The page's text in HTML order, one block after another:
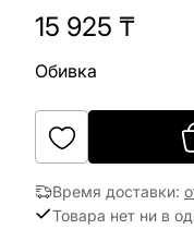
15 925 ₸
Обивка
Время доставки:
Товара нет ни в